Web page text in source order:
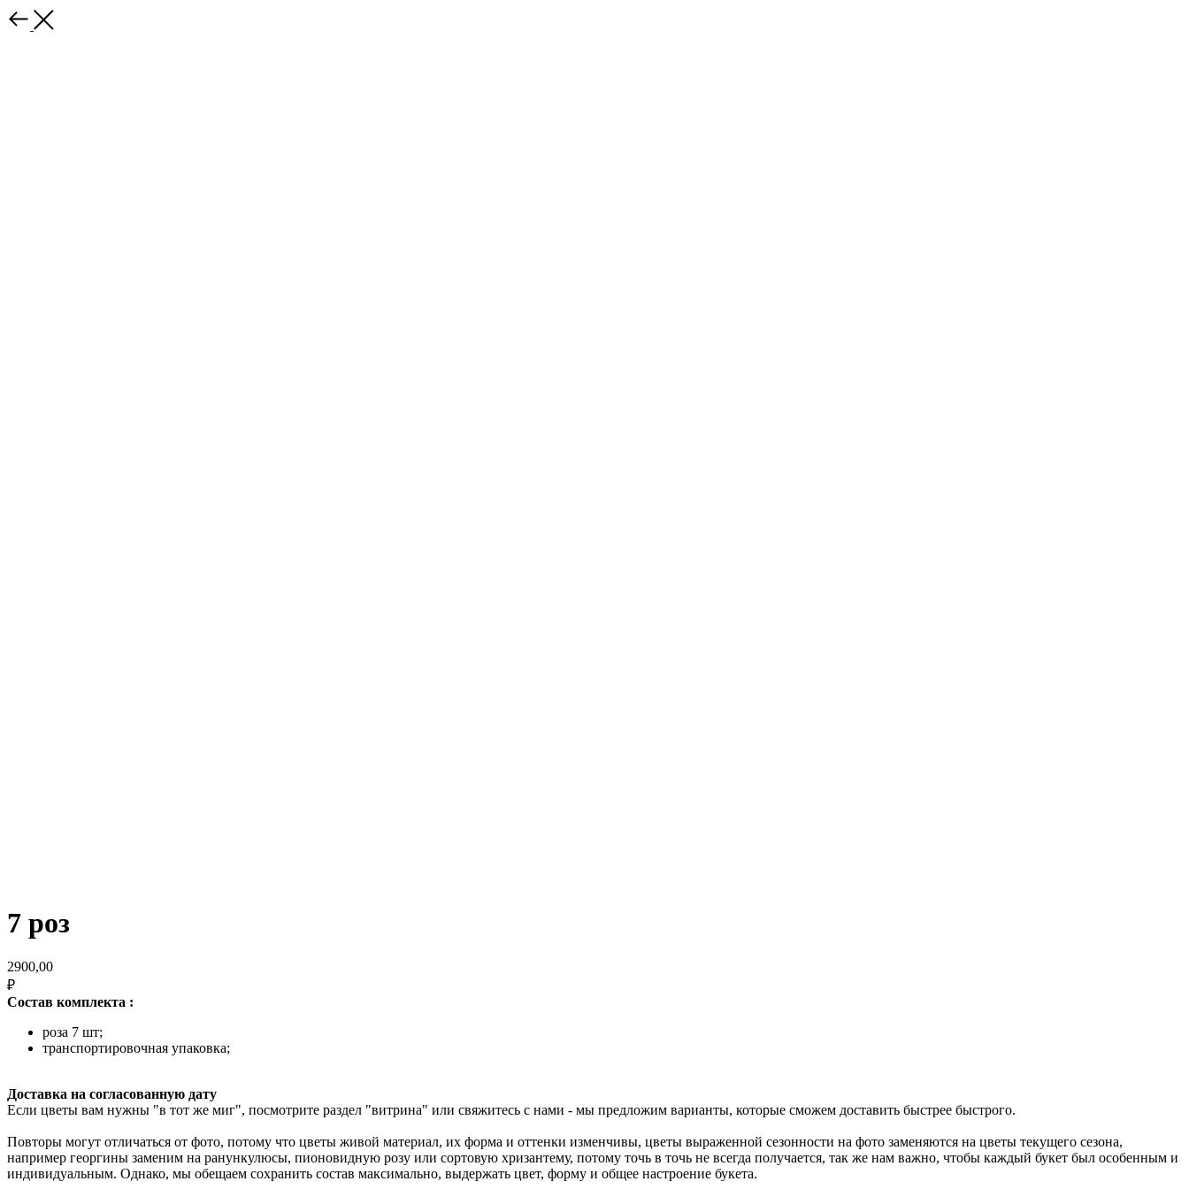
7 роз
2900,00
₽
Состав комплекта :
роза 7 шт;
транспортировочная упаковка;
Доставка на согласованную дату
Если цветы вам нужны "в тот же миг", посмотрите раздел "витрина" или свяжитесь с нами - мы предложим варианты, которые сможем доставить быстрее быстрого.
Повторы могут отличаться от фото, потому что цветы живой материал, их форма и оттенки изменчивы, цветы выраженной сезонности на фото заменяются на цветы текущего сезона,
например георгины заменим на ранункулюсы, пионовидную розу или сортовую хризантему, потому точь в точь не всегда получается, так же нам важно, чтобы каждый букет был особенным и
индивидуальным. Однако, мы обещаем сохранить состав максимально, выдержать цвет, форму и общее настроение букета.